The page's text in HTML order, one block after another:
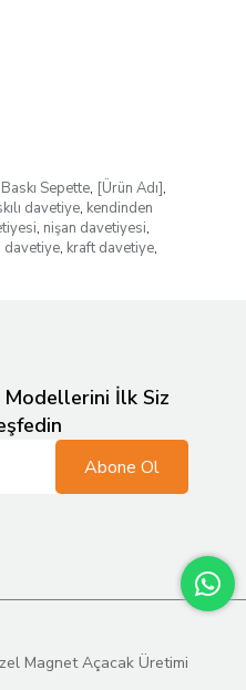
Baskı Sepette, [Ürün Adı],
davetiye, kendinden
, nişan davetiyesi,
davetiye, kraft davetiye,
Modellerini İlk Siz
Abone Ol
Magnet Açacak Üretimi